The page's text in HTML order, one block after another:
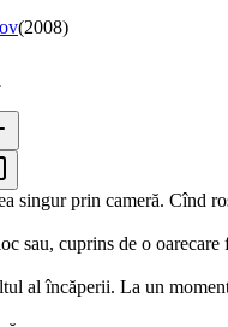
(2008)
singur prin cameră. Cînd
sau, cuprins de o
al încăperii. La un